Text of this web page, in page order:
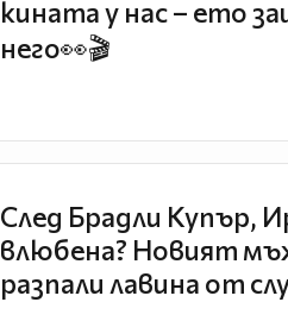
кината у нас – ето
него👀🎬
След Брадли Купър,
влюбена? Новият
разпали лавина от